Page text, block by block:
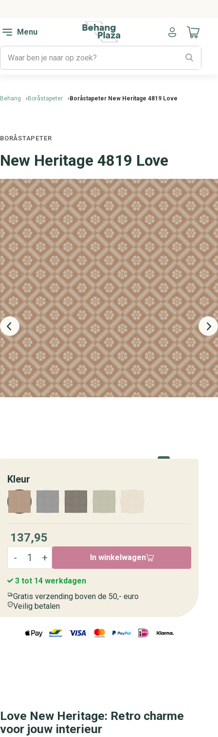
Menu
Naar
Behang Boråstapeter Boråstapeter New Heritage 4819 Love
BORÅSTAPETER
New Heritage 4819 Love
Kleur
137,95
In winkelwagen
3 tot 14 werkdagen
Gratis verzending boven de 50,- euro
Veilig betalen
Love New Heritage: Retro charme
voor jouw interieur